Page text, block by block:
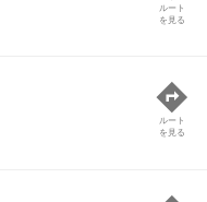
ルート
を見る
ルート
を見る